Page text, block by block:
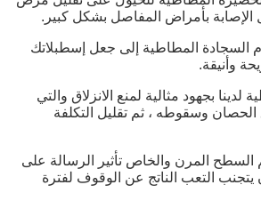
بأمراض المفاصل بشكل كبير.
السجادة المطاطية إلى جعل إسطبلاتك
وأنيقة.
بجهود مثالية لمنع الانزلاق والتي
وسقوطه ، ثم تقليل التكلفة
المرن والخاص تأثير الرسالة على
التعب الناتج عن الوقوف لفترة